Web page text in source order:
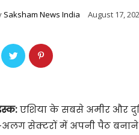
Saksham News India August 17,
एशिया के सबसे अमीर और
सेक्टरों में अपनी पैठ बनाने